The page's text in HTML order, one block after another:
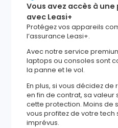
Vous avez accès à
avec Leasi+
Protégez vos appareils
l’assurance Leasi+.
Avec notre service
laptops ou consoles sont
la panne et le vol.
En plus, si vous décidez
en fin de contrat, sa
cette protection. Moins de
vous profitez de votre tech
imprévus.